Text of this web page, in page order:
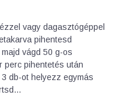
vagy dagasztógéppel
pihentesd
vágd 50 g-os
perc pihentetés után
db-ot helyezz egymás